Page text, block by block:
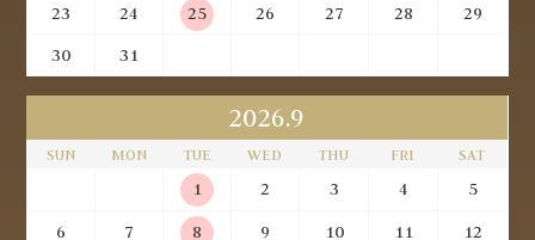
23
24 25 26 27 28
29
30
31
2026.9
SUN MON TUE WED THU FRI SAT
1 2 3 4
5
6
7 8 9 10 11 12